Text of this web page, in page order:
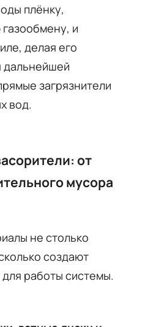
плёнку,
и
делая его
дальнейшей
загрязнители
вод.
от
мусора
не столько
создают
работы системы.